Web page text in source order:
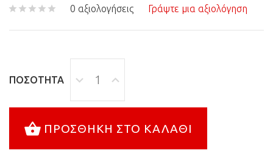
0 αξιολογήσεις Γράψτε μια αξιολόγηση
ΠΟΣΌΤΗΤΑ
ΠΡΟΣΘΉΚΗ ΣΤΟ ΚΑΛΆΘΙ